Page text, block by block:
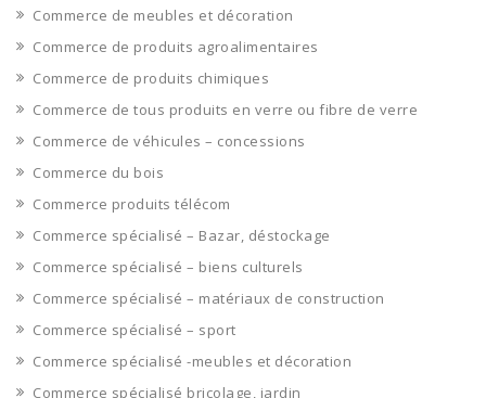
Commerce de meubles et décoration
Commerce de produits agroalimentaires
Commerce de produits chimiques
Commerce de tous produits en verre ou fibre de verre
Commerce de véhicules – concessions
Commerce du bois
Commerce produits télécom
Commerce spécialisé – Bazar, déstockage
Commerce spécialisé – biens culturels
Commerce spécialisé – matériaux de construction
Commerce spécialisé – sport
Commerce spécialisé -meubles et décoration
Commerce spécialisé bricolage, jardin